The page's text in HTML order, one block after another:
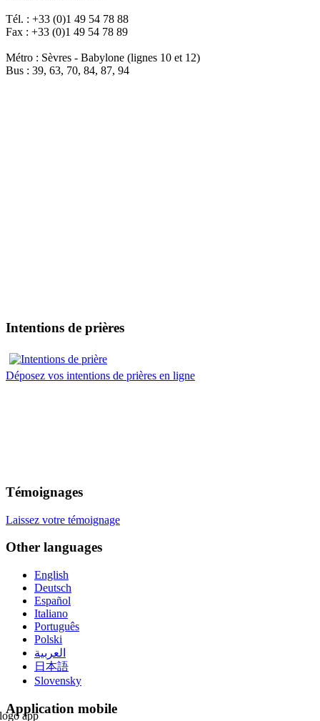
Tél. : +33 (0)1 49 54 78 88
Fax : +33 (0)1 49 54 78 89
Métro : Sèvres - Babylone (lignes 10 et 12)
Bus : 39, 63, 70, 84, 87, 94
Intentions de prières
Déposez vos intentions de prières en ligne
Témoignages
Laissez votre témoignage
Other languages
English
Deutsch
Español
Italiano
Português
Polski
العربية
日本語
Slovensky
Application mobile